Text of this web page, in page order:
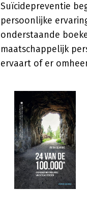
Suïcidepreventie
persoonlijke
onderstaande
maatschappelijk
ervaart of er